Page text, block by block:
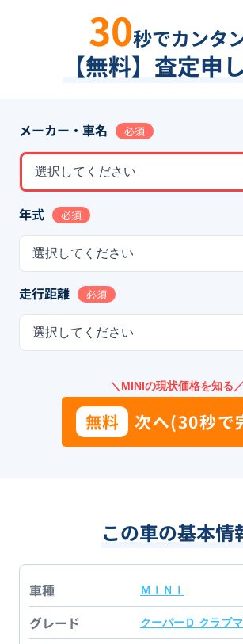
30秒でカンタ
【無料】査定申
メーカー・車名 必須
選択してください
年式 必須
選択してください
走行距離 必須
選択してください
＼MINIの現状価格を知る／
無料 次へ(30秒で
この車の基本情
車種 ＭＩＮＩ
グレード クーパーＤ クラブ